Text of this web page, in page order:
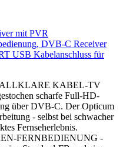
mit PVR
DVB-C Receiver
USB Kabelanschluss für
KABEL-TV
scharfe Full-HD-
über DVB-C. Der Opticum
- selbst bei schwacher
Fernseherlebnis.
FERNBEDIENUNG -